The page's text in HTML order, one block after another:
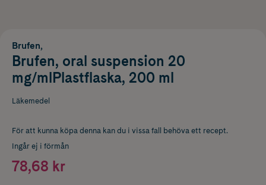
Brufen,
Brufen, oral suspension 20
mg/mlPlastflaska, 200 ml
Läkemedel
För att kunna köpa denna kan du i vissa fall behöva ett recept.
Ingår ej i förmån
78,68 kr